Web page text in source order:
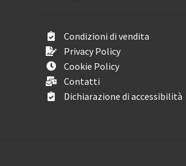
Condizioni di vendita
Privacy Policy
Cookie Policy
Contatti
Dichiarazione di accessibilità